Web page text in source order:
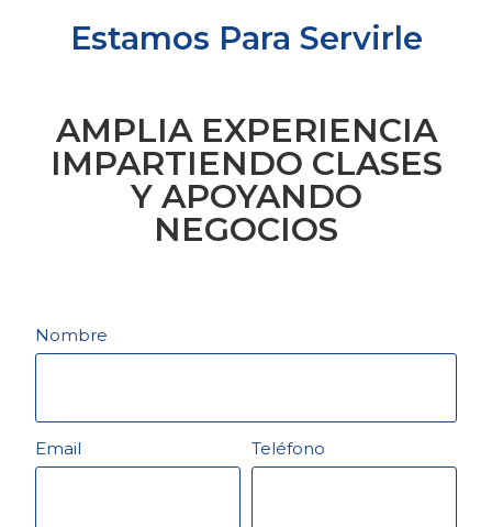
Estamos Para Servirle
AMPLIA EXPERIENCIA
IMPARTIENDO CLASES
Y APOYANDO
NEGOCIOS
Nombre
Email Teléfono